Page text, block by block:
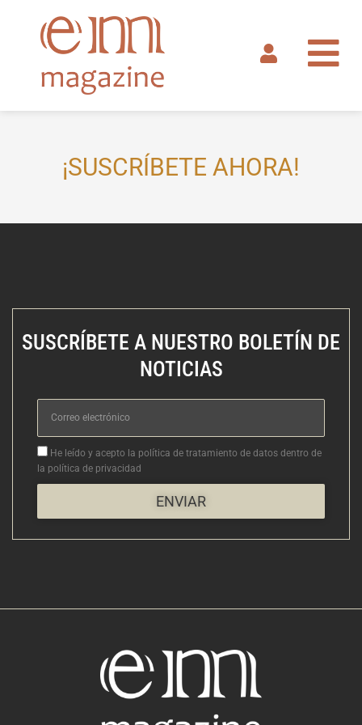
contenido
¡SUSCRÍBETE AHORA!
SUSCRÍBETE A NUESTRO BOLETÍN DE
NOTICIAS
Correo
electrónico
Aceptacion
He leído y acepto la política de tratamiento de datos dentro de
la política de privacidad
ENVIAR